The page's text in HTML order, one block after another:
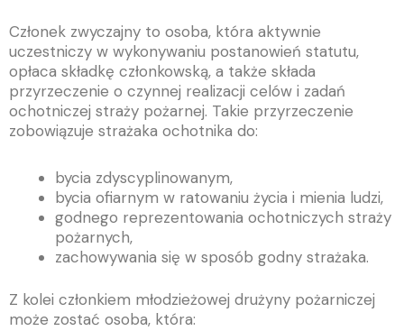
Członek zwyczajny to osoba, która aktywnie
uczestniczy w wykonywaniu postanowień statutu,
opłaca składkę członkowską, a także składa
przyrzeczenie o czynnej realizacji celów i zadań
ochotniczej straży pożarnej. Takie przyrzeczenie
zobowiązuje strażaka ochotnika do:
bycia zdyscyplinowanym,
bycia ofiarnym w ratowaniu życia i mienia ludzi,
godnego reprezentowania ochotniczych straży
pożarnych,
zachowywania się w sposób godny strażaka.
Z kolei członkiem młodzieżowej drużyny pożarniczej
może zostać osoba, która: